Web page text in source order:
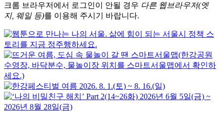
크롬 브라우저에서 로그인이 안될 경우 다른 웹브라우저(엣
지, 웨일 등)를 이용해 주시기 바랍니다.